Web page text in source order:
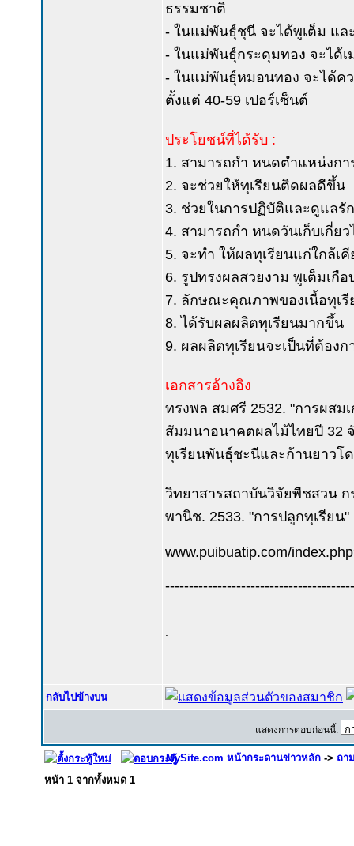
ธรรมชาติ
- ในแม่พันธุ์ชุนี จะได้พูเต็ม แ
- ในแม่พันธุ์กระดุมทอง จะได้เ
- ในแม่พันธุ์หมอนทอง จะได้ค
ตั้งแต่ 40-59 เปอร์เซ็นต์
ประโยชน์ที่ได้รับ :
1. สามารถกำ หนดตำแหน่งก
2. จะช่วยให้ทุเรียนติดผลดีขึ้น
3. ช่วยในการปฏิบัติและดูแลรั
4. สามารถกำ หนดวันเก็บเกี่ยว
5. จะทำ ให้ผลทุเรียนแก่ใกล้เ
6. รูปทรงผลสวยงาม พูเต็มเ
7. ลักษณะคุณภาพของเนื้อทุเรี
8. ได้รับผลผลิตทุเรียนมากขึ้น
9. ผลผลิตทุเรียนจะเป็นที่ต้องก
เอกสารอ้างอิง
ทรงพล สมศรี 2532. "การผส
สัมมนาอนาคตผลไม้ไทยปี 32
ทุเรียนพันธุ์ชะนีและก้านยาวโ
วิทยาสารสถาบันวิจัยพืชสวน ก
พานิช. 2533. "การปลูกทุเรียน"
www.puibuatip.com/
กลับไปข้างบน
แสดงการตอบก่อนนี้:
MySite.com หน้ากระดานข่าวหลัก -> ถา
หน้า 1 จากทั้งหมด 1